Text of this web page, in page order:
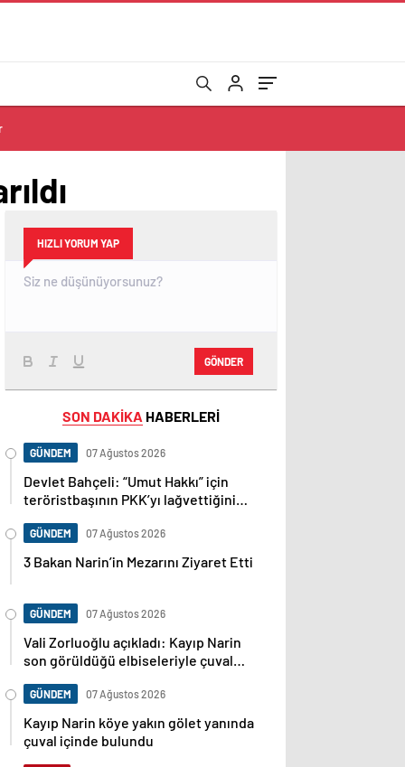
HIZLI YORUM YAP
GÖNDER
SON DAKİKA HABERLERİ
GÜNDEM 07 Ağustos 2026
Devlet Bahçeli: “Umut Hakkı” için
teröristbaşının PKK’yı lağvettiğini
GÜNDEM 07 Ağustos 2026
3 Bakan Narin’in Mezarını Ziyaret Etti
GÜNDEM 07 Ağustos 2026
Vali Zorluoğlu açıkladı: Kayıp Narin
son görüldüğü elbiseleriyle çuval
GÜNDEM 07 Ağustos 2026
Kayıp Narin köye yakın gölet yanında
çuval içinde bulundu